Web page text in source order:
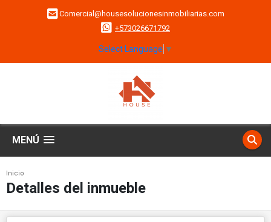
Comercial@housesolucionesinmobiliarias.com
+573026671792
Select Language ▼
MENÚ
Inicio
Detalles del inmueble